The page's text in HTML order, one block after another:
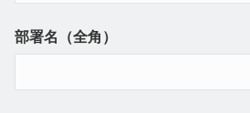
部署名（全角）